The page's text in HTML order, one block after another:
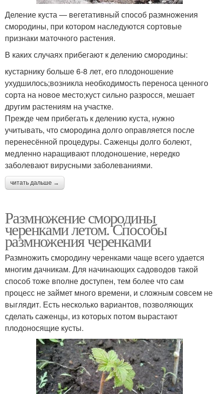
Деление куста — вегетативный способ размножения
смородины, при котором наследуются сортовые
признаки маточного растения.
В каких случаях прибегают к делению смородины:
кустарнику больше 6-8 лет, его плодоношение
ухудшилось;возникла необходимость переноса ценного
сорта на новое место;куст сильно разросся, мешает
другим растениям на участке.
Прежде чем прибегать к делению куста, нужно
учитывать, что смородина долго оправляется после
перенесённой процедуры. Саженцы долго болеют,
медленно наращивают плодоношение, нередко
заболевают вирусными заболеваниями.
читать дальше →
Размножение смородины
черенками летом. Способы
размножения черенками
Размножить смородину черенками чаще всего удается
многим дачникам. Для начинающих садоводов такой
способ тоже вполне доступен, тем более что сам
процесс не займет много времени, и сложным совсем не
выглядит. Есть несколько вариантов, позволяющих
сделать саженцы, из которых потом вырастают
плодоносящие кусты.